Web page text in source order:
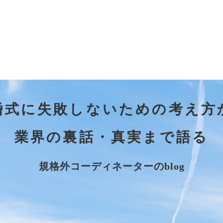
式に失敗しないための考え方
業界の裏話・真実まで語る
規格外コーディネーターのblog